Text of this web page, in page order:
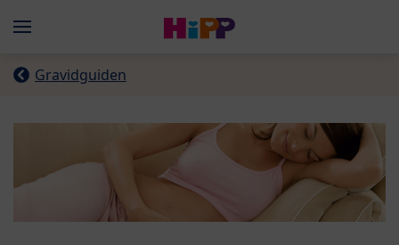
Menü
Gravidguiden